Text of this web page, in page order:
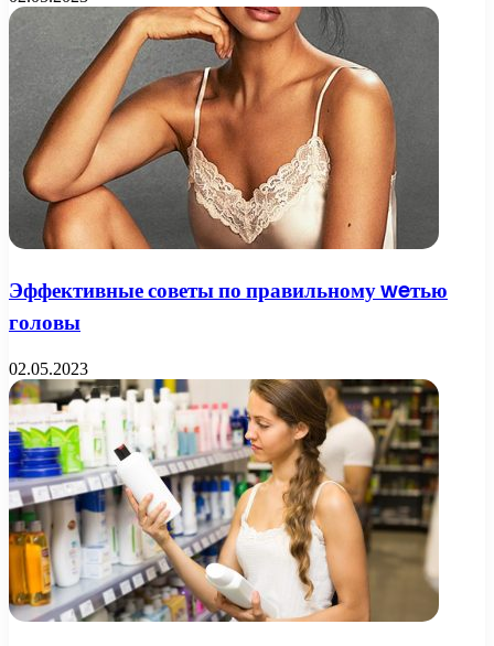
Эффективные советы по правильному weтью
головы
02.05.2023